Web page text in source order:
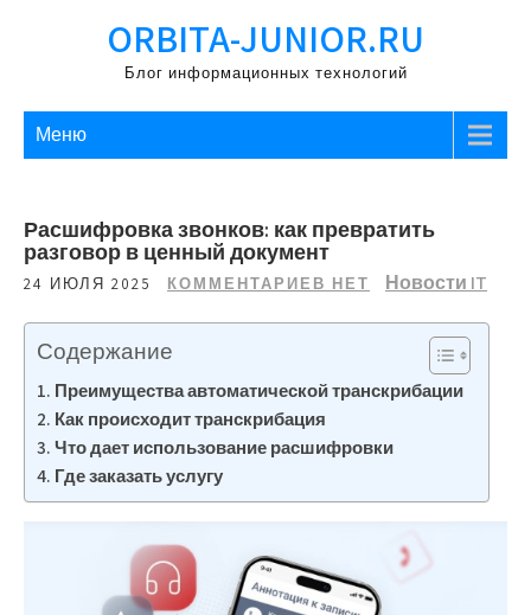
ORBITA-JUNIOR.RU
Блог информационных технологий
Меню
Расшифровка звонков: как превратить
разговор в ценный документ
24 ИЮЛЯ 2025 КОММЕНТАРИЕВ НЕТ Новости IT
Содержание
Преимущества автоматической транскрибации
Как происходит транскрибация
Что дает использование расшифровки
Где заказать услугу